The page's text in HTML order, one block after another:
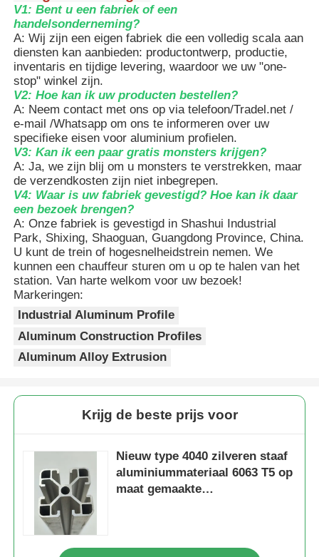
Fabriekstocht
Kwaliteitscontrole
Neem contact met ons op
Nieuws
Offerte Aanvragen
Extrusiealuminiumprofielen
Aluminiumkeukenprofielen
De Profielen van het aluminiumvenster
Accessoires voor aluminiumprofielen
Openslaande raamprofielen
Voordelen
trapeziumvormige groefontwerp
zorgt ook voor een meer
gelijkmatige spanningsverdeling.
2. De gestandaardiseerde sleuf
past perfect op diverse
gedemonteerd en gemonteerd
zonder te lassen, en het is ook erg
handig om later apparatuur toe te
voegen of te wijzigen, wat veel tijd
bespaart.
3. Na anodiseren kan de dikte van
de oxidelaag meer dan 15 μm
bedragen, wat corrosiebestendig en
anti-oxidatie is. Het kan worden
gebruikt in complexe omgevingen
zoals vochtige werkplaatsen en
laboratoria, en de levensduur is
veel langer dan die van gewone
profielen.
en apparatuurframes tot
werkbanken en opslagrekken. Zelfs
scenario's met hoge precisie en
milieu-eisen zoals precisie-
kunnen het aan.
V1: Bent u een fabriek of een
handelsonderneming?
A: Wij zijn een eigen fabriek die een volledig scala aan
diensten kan aanbieden: productontwerp, productie,
inventaris en tijdige levering, waardoor we uw "one-
stop" winkel zijn.
V2: Hoe kan ik uw producten bestellen?
A: Neem contact met ons op via telefoon/Tradel.net /
e-mail /Whatsapp om ons te informeren over uw
specifieke eisen voor aluminium profielen.
V3: Kan ik een paar gratis monsters krijgen?
A: Ja, we zijn blij om u monsters te verstrekken, maar
de verzendkosten zijn niet inbegrepen.
V4: Waar is uw fabriek gevestigd? Hoe kan ik daar
een bezoek brengen?
A: Onze fabriek is gevestigd in Shashui Industrial
Park, Shixing, Shaoguan, Guangdong Province, China.
U kunt de trein of hogesnelheidstrein nemen. We
kunnen een chauffeur sturen om u op te halen van het
station. Van harte welkom voor uw bezoek!
Markeringen:
Industrial Aluminum Profile
Aluminum Construction Profiles
Aluminum Alloy Extrusion
Krijg de beste prijs voor
Nieuw type 4040 zilveren staaf
aluminiummateriaal 6063 T5 op
maat gemaakte